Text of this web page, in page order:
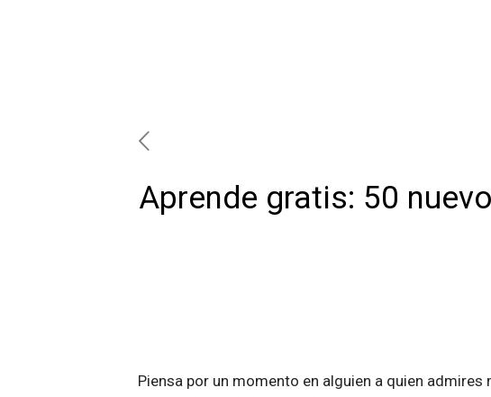
Aprende gratis: 50
Piensa por un momento en alguien a quien